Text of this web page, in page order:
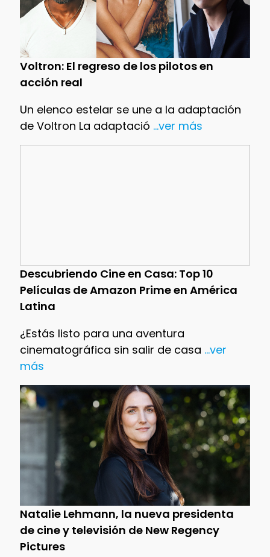
Voltron: El regreso de los pilotos en
acción real
Un elenco estelar se une a la adaptación
de Voltron La adaptació ...ver más
Descubriendo Cine en Casa: Top 10
Películas de Amazon Prime en América
Latina
¿Estás listo para una aventura
cinematográfica sin salir de casa ...ver
más
Natalie Lehmann, la nueva presidenta
de cine y televisión de New Regency
Pictures